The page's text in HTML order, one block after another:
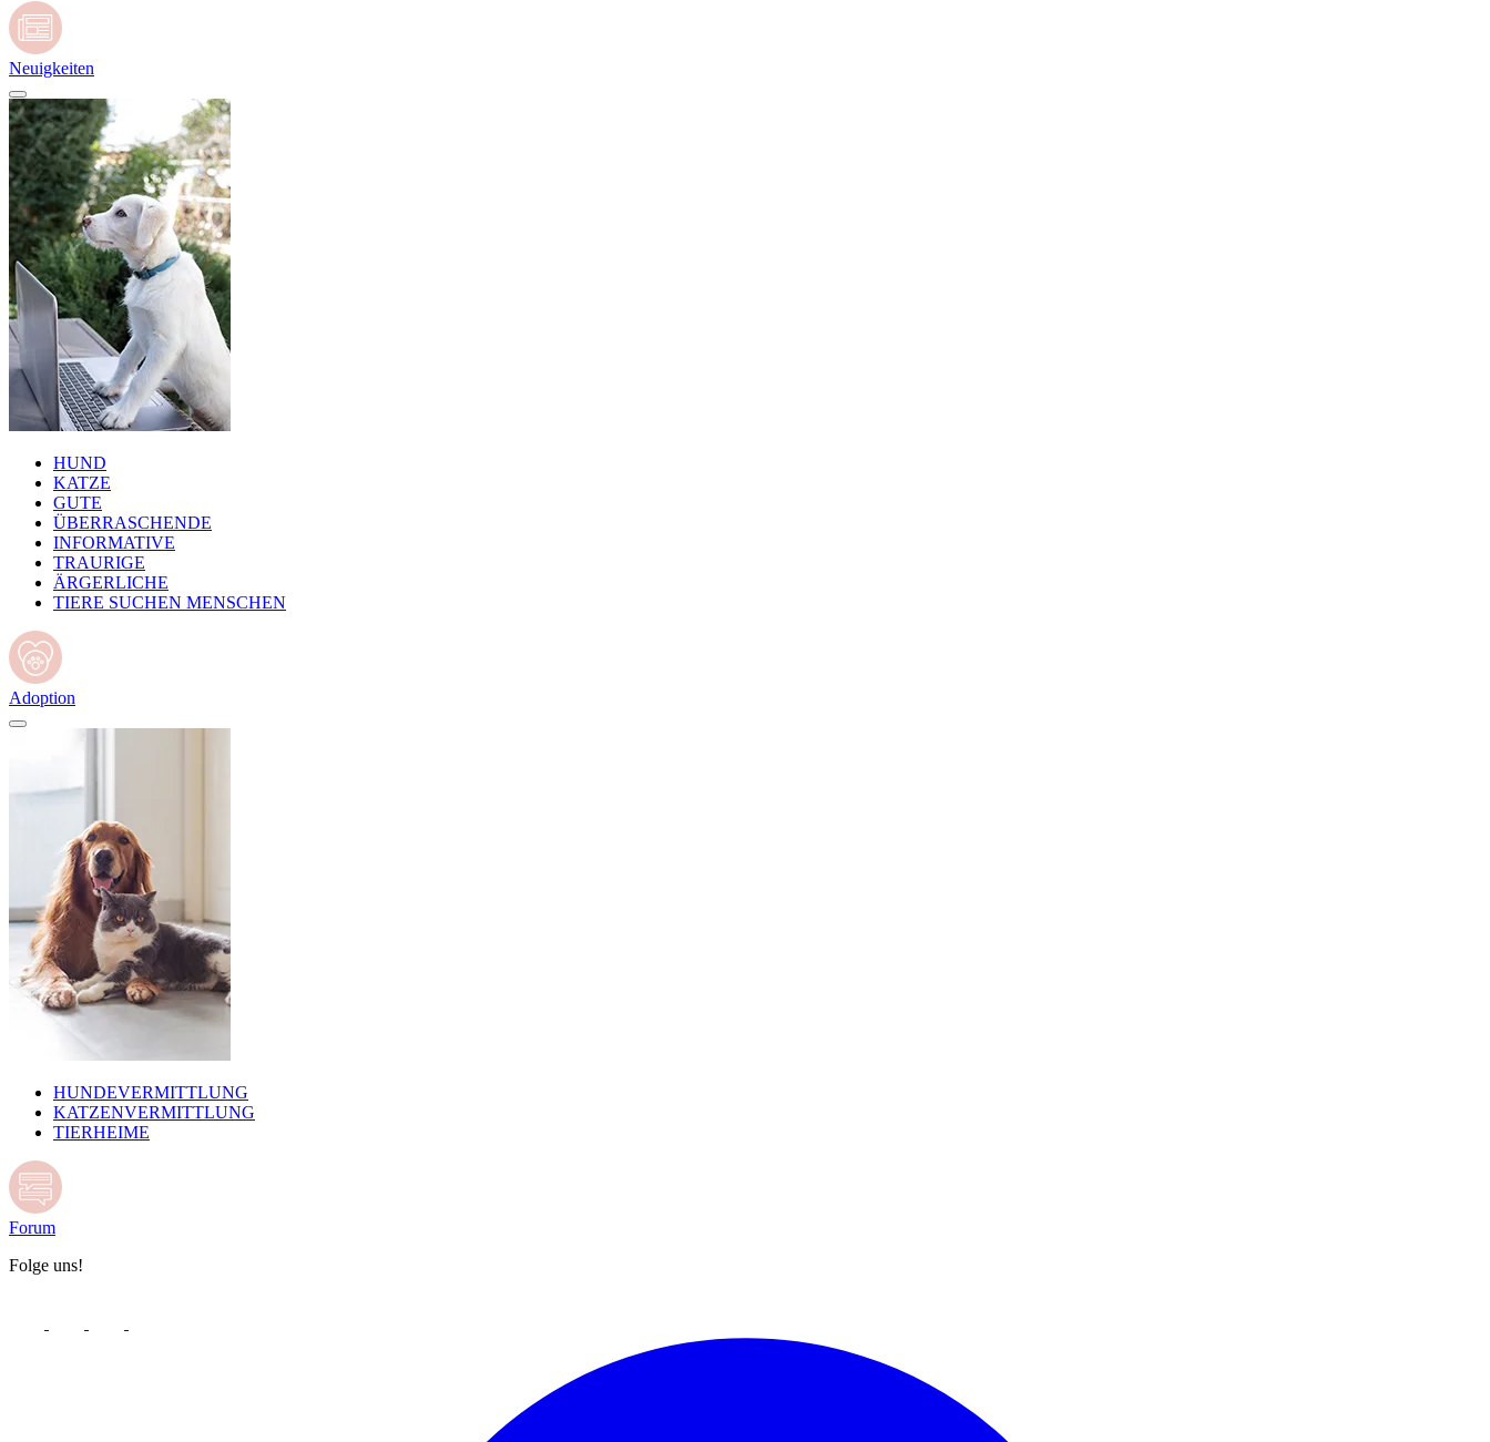
Neuigkeiten
HUND
KATZE
GUTE
ÜBERRASCHENDE
INFORMATIVE
TRAURIGE
ÄRGERLICHE
TIERE SUCHEN MENSCHEN
Adoption
HUNDEVERMITTLUNG
KATZENVERMITTLUNG
TIERHEIME
Forum
Folge uns!